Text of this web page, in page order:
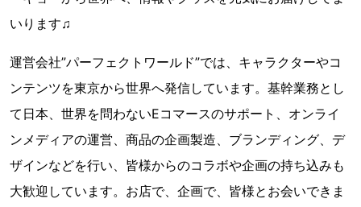
いります♫
運営会社”パーフェクトワールド”では、キャラクターやコ
ンテンツを東京から世界へ発信しています。基幹業務とし
て日本、世界を問わないEコマースのサポート、オンライ
ンメディアの運営、商品の企画製造、ブランディング、デ
ザインなどを行い、皆様からのコラボや企画の持ち込みも
大歓迎しています。お店で、企画で、皆様とお会いできま